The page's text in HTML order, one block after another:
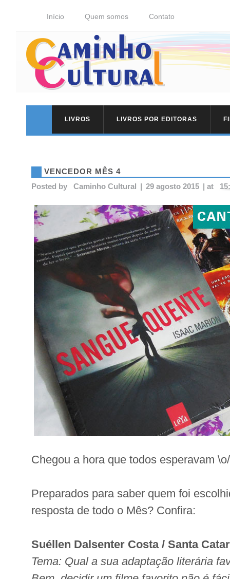
Início Quem somos Contato
LIVROS LIVROS POR EDITORAS
VENCEDOR MÊS 4
Posted by
Caminho Cultural | 29 agosto 2015 | at
Chegou a hora que todos esperavam \o/
Preparados para saber quem foi
resposta de todo o Mês? Confira:
Suéllen Dalsenter Costa / Santa
Tema: Qual a sua adaptação literária